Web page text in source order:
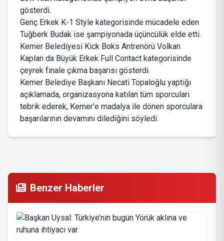
gösterdi.
Genç Erkek K-1 Style kategorisinde mücadele eden
Tuğberk Budak ise şampiyonada üçüncülük elde etti.
Kemer Belediyesi Kick Boks Antrenörü Volkan
Kaplan da Büyük Erkek Full Contact kategorisinde
çeyrek finale çıkma başarısı gösterdi.
Kemer Belediye Başkanı Necati Topaloğlu yaptığı
açıklamada, organizasyona katılan tüm sporcuları
tebrik ederek, Kemer'e madalya ile dönen sporculara
başarılarının devamını dilediğini söyledi.
Benzer Haberler